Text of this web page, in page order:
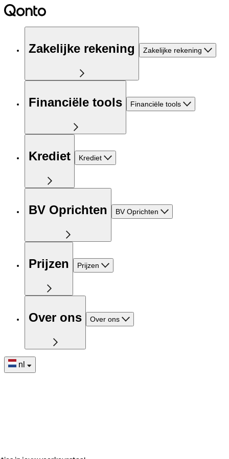
Zakelijke rekening Zakelijke rekening
Financiële tools Financiële tools
Krediet Krediet
BV Oprichten BV Oprichten
Prijzen Prijzen
Over ons Over ons
nl